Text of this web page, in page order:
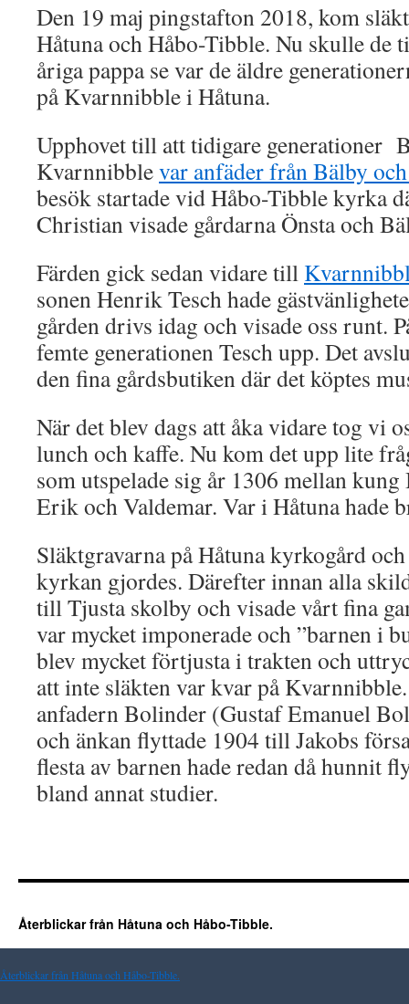
Den 19 maj pingstafton 2018, kom
Håtuna och Håbo-Tibble. Nu skulle de
åriga pappa se var de äldre
på Kvarnnibble i Håtuna.
Upphovet till att tidigare generationer
Kvarnnibblevar anfäder från Bälby
besök startade vid Håbo-Tibble kyrka
Christian visade gårdarna Önsta och
Färden gick sedan vidare till
sonen Henrik Tesch hade
gården drivs idag och visade oss runt.
femte generationen Tesch upp. Det
den fina gårdsbutiken där det köptes
När det blev dags att åka vidare tog vi
lunch och kaffe. Nu kom det upp lite
som utspelade sig år 1306 mellan
Erik och Valdemar. Var i Håtuna hade
Släktgravarna på Håtuna kyrkogård
kyrkan gjordes. Därefter innan alla
till Tjusta skolby och visade vårt fina
var mycket imponerade och ”barnen i
blev mycket förtjusta i trakten och
att inte släkten var kvar på
anfadern Bolinder (Gustaf Emanuel
och änkan flyttade 1904 till Jakobs
flesta av barnen hade redan då hunnit
bland annat studier.
Återblickar från Håtuna och Håbo-Tibble.
Återblickar från Håtuna och Håbo-Tibble.